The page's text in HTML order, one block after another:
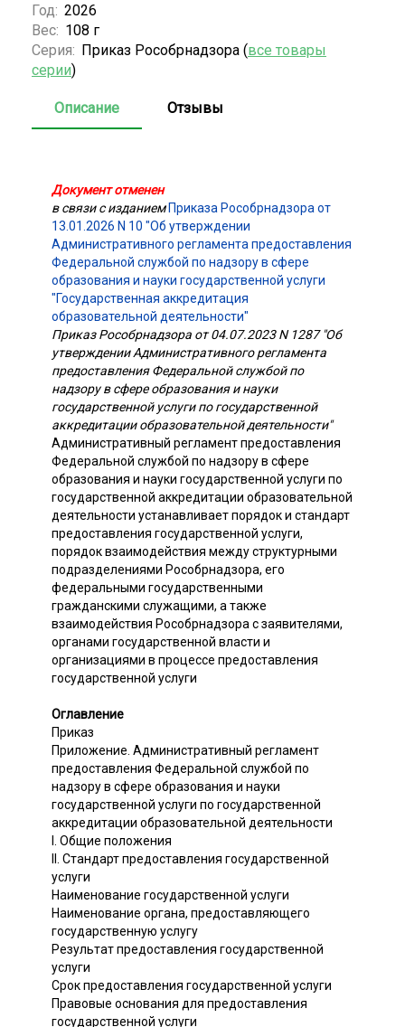
Год: 2026
Вес: 108 г
Серия: Приказ Рособрнадзора (все товары
серии)
Описание Отзывы
Документ отменен
в связи с изданием Приказа Рособрнадзора от
13.01.2026 N 10 "Об утверждении
Административного регламента предоставления
Федеральной службой по надзору в сфере
образования и науки государственной услуги
"Государственная аккредитация
образовательной деятельности"
Приказ Рособрнадзора от 04.07.2023 N 1287 "Об
утверждении Административного регламента
предоставления Федеральной службой по
надзору в сфере образования и науки
государственной услуги по государственной
аккредитации образовательной деятельности"
Административный регламент предоставления
Федеральной службой по надзору в сфере
образования и науки государственной услуги по
государственной аккредитации образовательной
деятельности устанавливает порядок и стандарт
предоставления государственной услуги,
порядок взаимодействия между структурными
подразделениями Рособрнадзора, его
федеральными государственными
гражданскими служащими, а также
взаимодействия Рособрнадзора с заявителями,
органами государственной власти и
организациями в процессе предоставления
государственной услуги
Оглавление
Приказ
Приложение. Административный регламент
предоставления Федеральной службой по
надзору в сфере образования и науки
государственной услуги по государственной
аккредитации образовательной деятельности
I. Общие положения
II. Стандарт предоставления государственной
услуги
Наименование государственной услуги
Наименование органа, предоставляющего
государственную услугу
Результат предоставления государственной
услуги
Срок предоставления государственной услуги
Правовые основания для предоставления
государственной услуги